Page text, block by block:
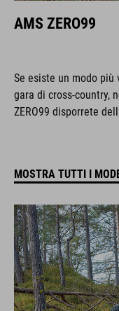
AMS ZERO99
Se esiste un modo
gara di cross-country,
ZERO99 disporrete
MOSTRA TUTTI I